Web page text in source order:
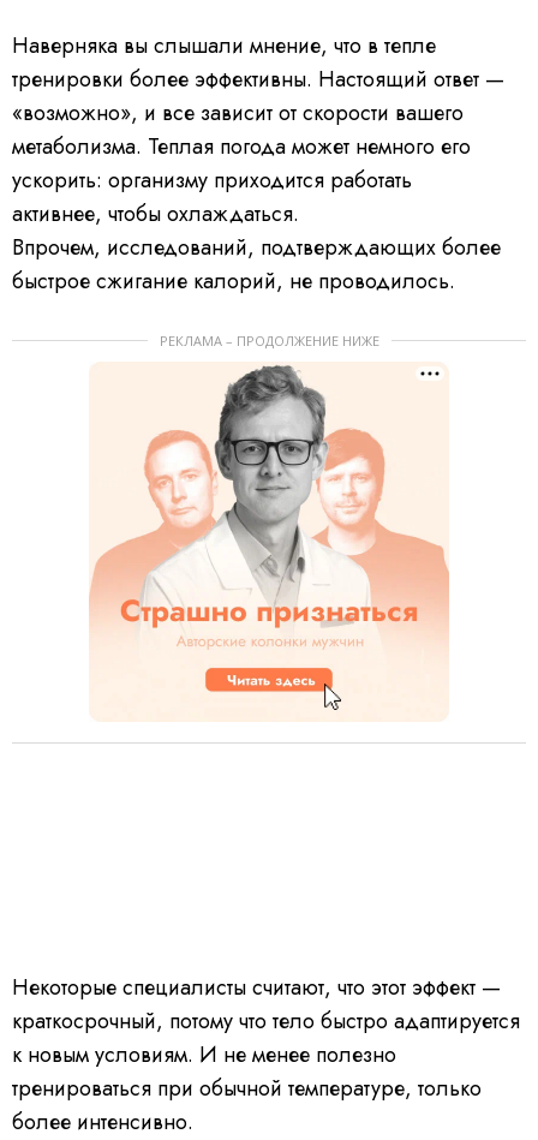
Наверняка вы слышали мнение, что в тепле
тренировки более эффективны. Настоящий ответ —
«возможно», и все зависит от скорости вашего
метаболизма. Теплая погода может немного его
ускорить: организму приходится работать
активнее, чтобы охлаждаться.
Впрочем, исследований, подтверждающих более
быстрое сжигание калорий, не проводилось.
РЕКЛАМА – ПРОДОЛЖЕНИЕ НИЖЕ
Некоторые специалисты считают, что этот эффект —
краткосрочный, потому что тело быстро адаптируется
к новым условиям. И не менее полезно
тренироваться при обычной температуре, только
более интенсивно.